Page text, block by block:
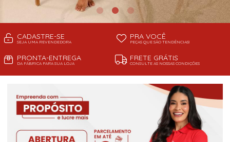
CADASTRE-SE
SEJA UMA REVENDEDORA
PRA VOCÊ
PEÇAS QUE SÃO TENDÊNCIAS!
PRONTA-ENTREGA
DA FÁBRICA PARA SUA LOJA
FRETE GRÁTIS
CONSULTE AS NOSSAS CONDIÇÕES